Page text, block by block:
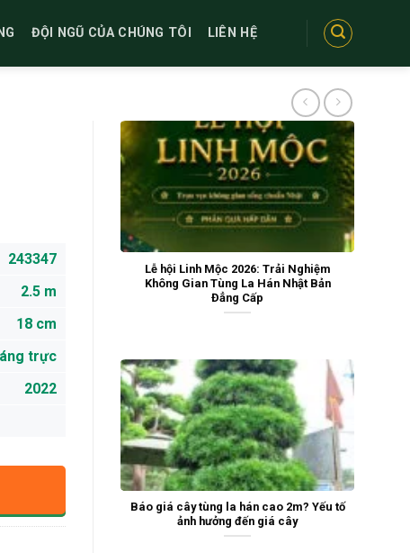
ĐỘI NGŨ CỦA CHÚNG TÔI LIÊN HỆ
Lễ hội Linh Mộc 2026: Trải Nghiệm
Không Gian Tùng La Hán Nhật Bản
Đẳng Cấp
Báo giá cây tùng la hán cao 2m? Yếu tố
ảnh hưởng đến giá cây
243347
2.5 m
18 cm
trực
2022